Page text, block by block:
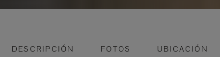
DESCRIPCIÓN FOTOS UBICACIÓN